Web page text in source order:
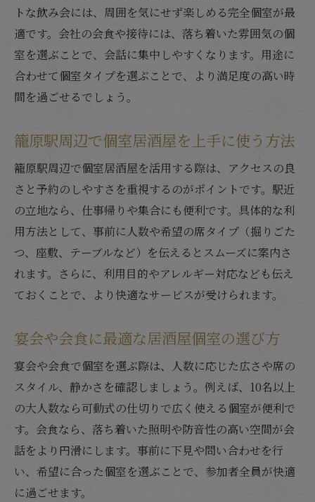
トな飲み会には、周囲を気にせず楽しめる完全個室が最
適です。会社の会食や接待には、落ち着いた雰囲気の個
室を選ぶことで、会話に集中しやすくなります。用途に
合わせて個室タイプを選ぶことで、より満足度の高い時
間を過ごせるでしょう。
籠原駅周辺で個室居酒屋を上手に使う方法
籠原駅周辺で個室居酒屋を活用する際は、アクセスの良
さと予約のしやすさを重視するのがポイントです。駅近
の立地なら、仕事帰りや集合にも便利です。具体的な利
用方法として、事前に人数や希望の席タイプ（掘りごた
つ、座敷、テーブルなど）を伝えるとスムーズに案内さ
れます。さらに、利用目的やアレルギー対応なども伝え
ておくことで、より快適なサービスが受けられます。
宴会や会食に最適な居酒屋個室の選び方
宴会や会食で個室を選ぶ際は、人数に応じた広さや席の
スタイル、静かさを確認しましょう。例えば、10名以上
の大人数なら可動式の仕切りで広く使える個室が便利で
す。会食なら、落ち着いた照明や防音性の高い空間が会
話をより円滑にします。事前に下見や問い合わせを行
い、希望に合った個室を選ぶことで、参加者全員が快適
に過ごせます。